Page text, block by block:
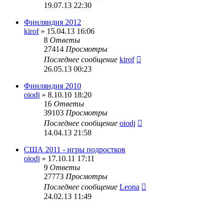
19.07.13 22:30
Финляндия 2012
kirof» 15.04.13 16:06
8 Ответы
27414 Просмотры
Последнее сообщение kirof
26.05.13 00:23
Финляндия 2010
oiodj » 8.10.10 18:20
16 Ответы
39103 Просмотры
Последнее сообщение oiodj
14.04.13 21:58
США 2011 - игры подростков
oiodj » 17.10.11 17:11
9 Ответы
27773 Просмотры
Последнее сообщение Leona
24.02.13 11:49